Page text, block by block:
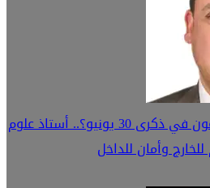
ما سر افتتاح الأوكتاغون في ذكرى 30 يونيو؟.. أستاذ علوم
وأمان للداخل